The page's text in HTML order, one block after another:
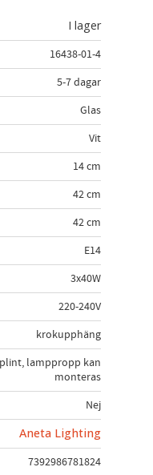
I lager
16438-01-4
5-7 dagar
Glas
Vit
14 cm
42 cm
42 cm
E14
3x40W
220-240V
krokupphäng
lamppropp kan
monteras
Nej
Aneta Lighting
7392986781824